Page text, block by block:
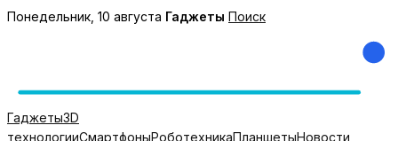
Перейти
Понедельник, 10 августа Гаджеты Поиск
Гаджеты3D
технологииСмартфоныРоботехникаПланшетыНовости